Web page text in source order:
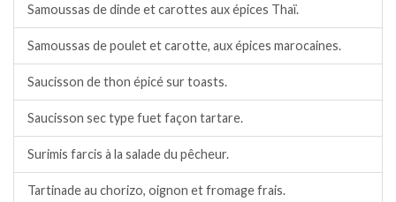
Samoussas de dinde et carottes aux épices Thaï.
Samoussas de poulet et carotte, aux épices marocaines.
Saucisson de thon épicé sur toasts.
Saucisson sec type fuet façon tartare.
Surimis farcis à la salade du pêcheur.
Tartinade au chorizo, oignon et fromage frais.